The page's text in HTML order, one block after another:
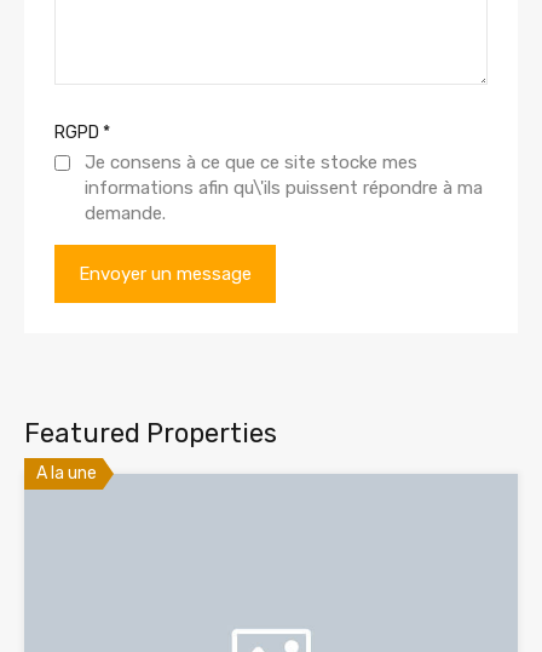
RGPD *
Je consens à ce que ce site stocke mes
informations afin qu\'ils puissent répondre à ma
demande.
Featured Properties
A la une